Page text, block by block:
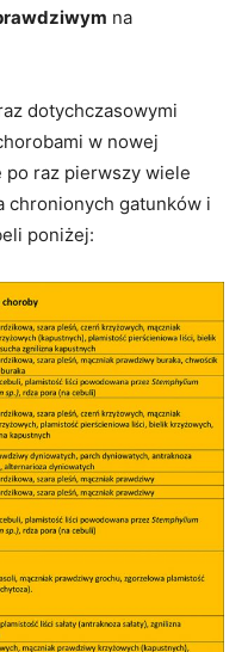
na
dotychczasowymi
w nowej
po raz pierwszy wiele
chronionych gatunków i
poniżej: